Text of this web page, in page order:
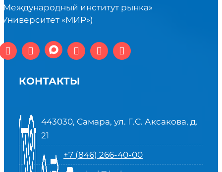
институт рынка»
«МИР»)
КОНТАКТЫ
443030, Самара, ул. Г.С. Аксакова, д.
21
+7 (846) 266-40-00